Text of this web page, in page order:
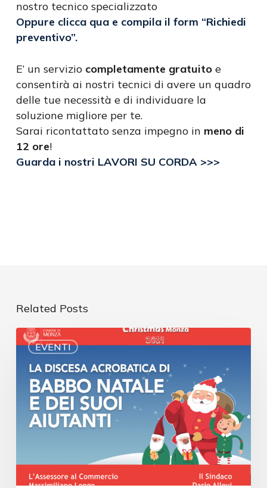
nostro tecnico specializzato
Oppure clicca qua e compila il form “Richiedi
preventivo”.
E’ un servizio completamente gratuitoe
consentirà ai nostri tecnici di avere un quadro
delle tue necessità e di individuare la
soluzione migliore per te.
Sarai ricontattato senza impegno in meno di
12 ore!
Guarda i nostri LAVORI SU CORDA >>>
Related Posts
EVENTI